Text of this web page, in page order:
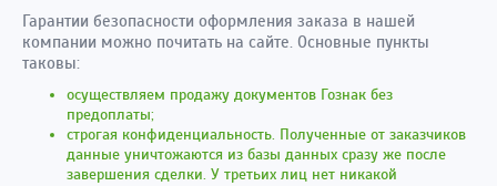
Гарантии безопасности оформления заказа в нашей
компании можно почитать на сайте. Основные пункты
таковы:
осуществляем продажу документов Гознак без
предоплаты;
строгая конфиденциальность. Полученные от заказчиков
данные уничтожаются из базы данных сразу же после
завершения сделки. У третьих лиц нет никакой